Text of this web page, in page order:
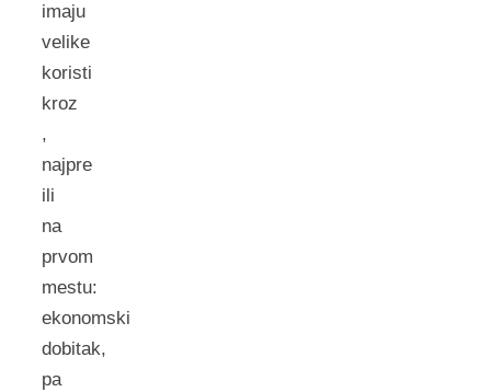
imaju
velike
koristi
kroz
,
najpre
ili
na
prvom
mestu:
ekonomski
dobitak,
pa